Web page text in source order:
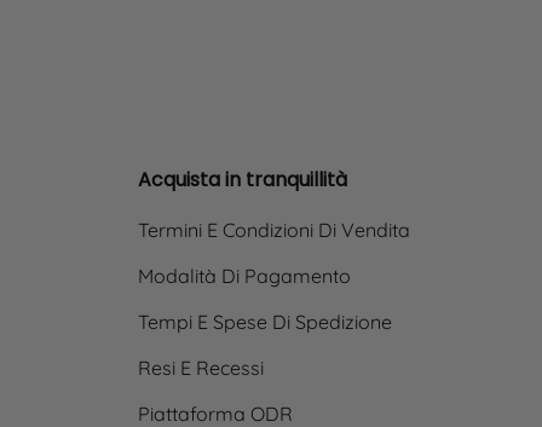
Acquista in tranquillità
Termini E Condizioni Di Vendita
Modalità Di Pagamento
Tempi E Spese Di Spedizione
Resi E Recessi
Piattaforma ODR